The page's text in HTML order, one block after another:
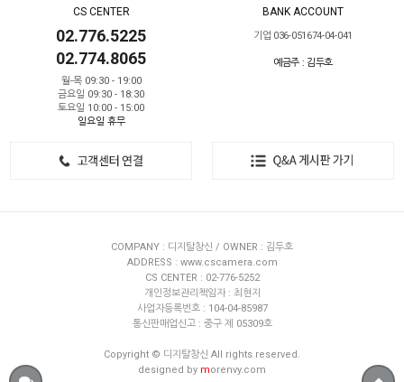
CS CENTER
02.776.5225
02.774.8065
월-목 09:30 - 19:00
금요일 09:30 - 18:30
토요일 10:00 - 15:00
일요일 휴무
BANK ACCOUNT
기업 036-051674-04-041
예금주 : 김두호
COMPANY : 디지탈창신 / OWNER : 김두호
ADDRESS : www.cscamera.com
CS CENTER : 02-776-5252
개인정보관리책임자 : 최현지
사업자등록번호 : 104-04-85987
통신판매업신고 : 중구 제 05309호
Copyright © 디지탈창신 All rights reserved.
designed by morenvy.com